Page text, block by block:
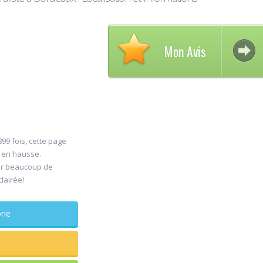
fois, cette page
hausse.
beaucoup de
Mon Avis